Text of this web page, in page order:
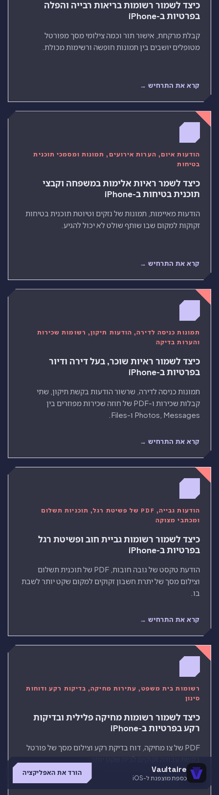
כיצד לשמור רשומות בריאות רבייה והפלה
בפרטיות ב-iPhone
קבלת מרקחת, אישור תור וכמה צילומי מסך מפורטל
מטופלים יושבים בין תמונות חופשה ורשימות מכולת.
קרא את התרחיש →
הודעות איום, הערות אירועים, תמונות ומסמכי תוכנית
בטיחות
כיצד לשמר ראיות אלימות במשפחה וקבצי
תוכנית בטיחות ב-iPhone
הודעות מאיימות, תמונות של נזקים וטיוטת תוכנית בטיחות
זקוקות למקום שבו שותף שולט לא יכול להגיע.
קרא את התרחיש →
תמונות כניסה לדירה, הודעות תיקון, רשומות שכירות
והערות בדיקה
כיצד לשמור ראיות שוכר, בעל דירה ודיור
בפרטיות ב-iPhone
תמונות כניסה לדירה, שרשור הודעות בקשת תיקון, שתי
קבלות שכירות ו-PDF של חוזה שכירות מפוזרים בין
Photos, Messages ו-Files.
קרא את התרחיש →
הודעות גבייה, PDF של פשיטת רגל, תוכניות תשלום
ומכתבי מצוקה
כיצד לשמור רשומות גביית חוב ופשיטת רגל
בפרטיות ב-iPhone
הודעת טקסט של גובה חובות, PDF של תוכנית תשלום
וצילום מסך של יתרת חשבון זקוקים למקום שקט יותר לשבת
בו.
קרא את התרחיש →
רשומות בית משפט, עתירות מחיקה, בדיקות רקע ודוחות
סינון
כיצד לשמור רשומות מחיקה פלילית ובדיקות
רקע בפרטיות ב-iPhone
PDF של צו מחיקה, דוח בדיקת רקע וצילום מסך של פורטל
בקשת עבודה זקוקים לבית שקט יותר.
Vaultaire
כספת מוצפנת ל-iOS
הורד את האפליקציה